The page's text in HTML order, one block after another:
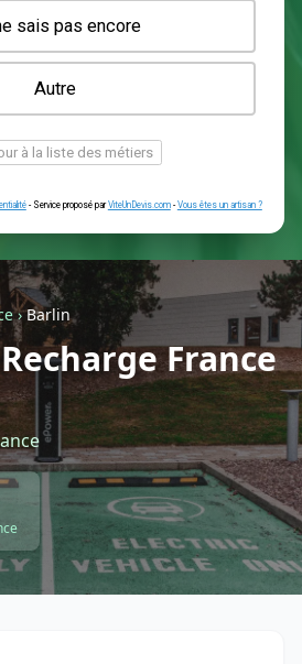
renforcée (type greenup)
Une simple prise
Je ne sais pas encore
Autre
Retour à la liste des métiers
-Confidentialité- Service proposé parViteUnDevis.com-Vous
›Barlin
France